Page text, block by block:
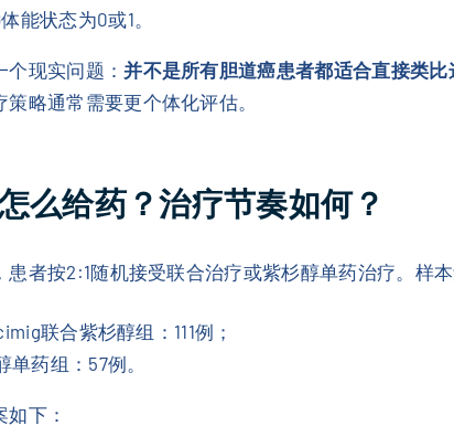
体能状态为0或1。
个现实问题：并不是所有胆道癌患者都适合直接类比
策略通常需要更个体化评估。
么给药？治疗节奏如何？
患者按2:1随机接受联合治疗或紫杉醇单药治疗。样本
联合紫杉醇组：111例；
单药组：57例。
下：